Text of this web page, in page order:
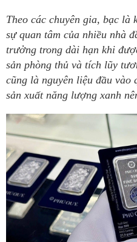
Theo các chuyên gia, bạc là
sự quan tâm của nhiều nhà
trưởng trong dài hạn khi
sản phòng thủ và tích lũy
cũng là nguyên liệu đầu vào
sản xuất năng lượng xanh